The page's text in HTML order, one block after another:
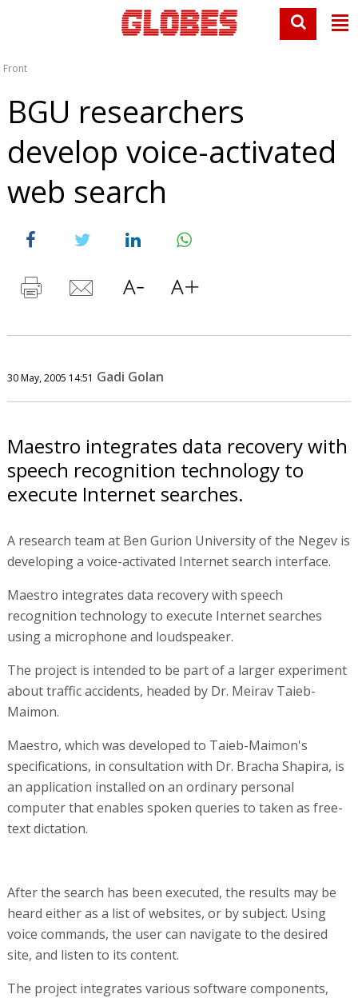
Front
BGU researchers
develop voice-activated
web search
30 May, 2005 14:51 Gadi Golan
Maestro integrates data recovery with
speech recognition technology to
execute Internet searches.
A research team at Ben Gurion University of the Negev is
developing a voice-activated Internet search interface.
Maestro integrates data recovery with speech
recognition technology to execute Internet searches
using a microphone and loudspeaker.
The project is intended to be part of a larger experiment
about traffic accidents, headed by Dr. Meirav Taieb-
Maimon.
Maestro, which was developed to Taieb-Maimon's
specifications, in consultation with Dr. Bracha Shapira, is
an application installed on an ordinary personal
computer that enables spoken queries to taken as free-
text dictation.
After the search has been executed, the results may be
heard either as a list of websites, or by subject. Using
voice commands, the user can navigate to the desired
site, and listen to its content.
The project integrates various software components,